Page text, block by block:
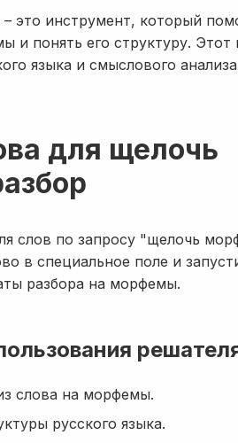
это инструмент, который
и понять его структуру. Этот
языка и смыслового
для щелочь
слов по запросу "щелочь
в специальное поле и
разбора на морфемы.
слова на морфемы.
русского языка.